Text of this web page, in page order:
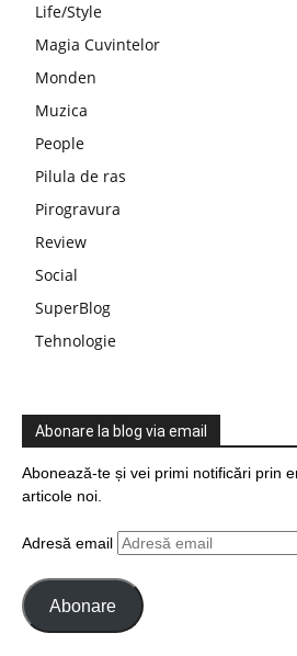
Life/Style
Magia Cuvintelor
Monden
Muzica
People
Pilula de ras
Pirogravura
Review
Social
SuperBlog
Tehnologie
Abonare la blog via email
Abonează-te și vei primi notificări prin
articole noi.
Adresă email
Abonare